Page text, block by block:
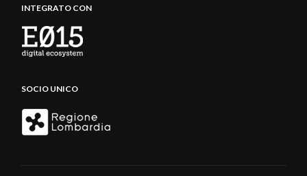
INTEGRATO CON
SOCIO UNICO